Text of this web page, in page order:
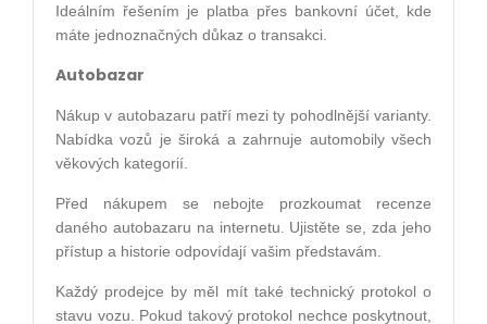
Ideálním řešením je platba přes bankovní účet, kde
máte jednoznačných důkaz o transakci.
Autobazar
Nákup v autobazaru patří mezi ty pohodlnější varianty.
Nabídka vozů je široká a zahrnuje automobily všech
věkových kategorií.
Před nákupem se nebojte prozkoumat recenze
daného autobazaru na internetu. Ujistěte se, zda jeho
přístup a historie odpovídají vašim představám.
Každý prodejce by měl mít také technický protokol o
stavu vozu. Pokud takový protokol nechce poskytnout,